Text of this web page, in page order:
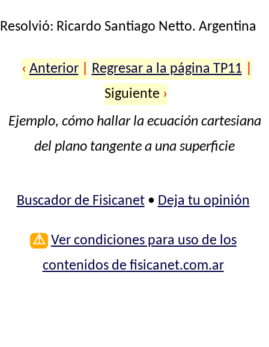
Resolvió: Ricardo Santiago Netto. Argentina
‹ Anterior Regresar a la página TP11
Siguiente ›
Ejemplo, cómo hallar la ecuación cartesiana
del plano tangente a una superficie
Buscador de Fisicanet• Deja tu opinión
⚠ Ver condiciones para uso de los
contenidos de fisicanet.com.ar